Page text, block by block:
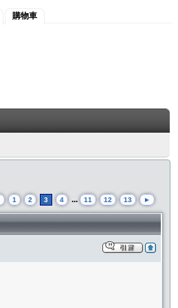
購物車
1 2 3 4 ... 11 12 13 ►